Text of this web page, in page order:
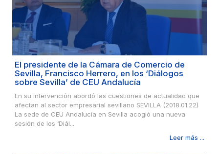
El presidente de la Cámara de Comercio de
Sevilla, Francisco Herrero, en los ‘Diálogos
sobre Sevilla’ de CEU Andalucía
En su intervención abordó las cuestiones de actualidad que
afectan al sector empresarial sevillano SEVILLA (2018.01.22)
La sede de CEU Andalucía en Sevilla acogió una nueva
sesión de los ‘Diál...
Leer más ...